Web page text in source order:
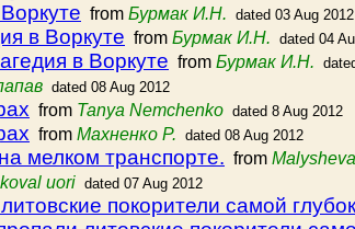
from Бурмак И.Н. dated 03 Aug 2012
в Воркуте from Бурмак И.Н. dated 04
в Воркуте from Бурмак И.Н.
dated 08 Aug 2012
from Tanya Nemchenko dated 8 Aug 2012
from Махненко Р. dated 08 Aug 2012
мелком транспорте. from
koval uori dated 07 Aug 2012
покорители самой